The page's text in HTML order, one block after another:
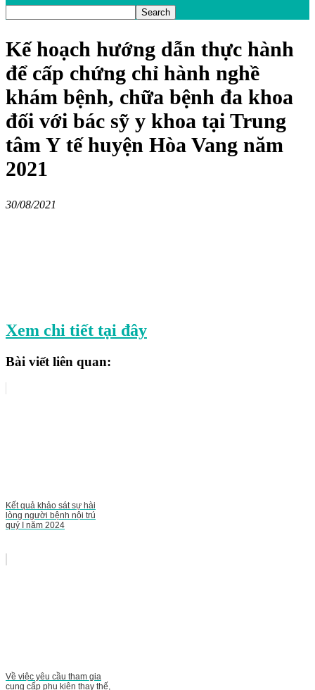
Kế hoạch hướng dẫn thực hành
để cấp chứng chỉ hành nghề
khám bệnh, chữa bệnh đa khoa
đối với bác sỹ y khoa tại Trung
tâm Y tế huyện Hòa Vang năm
2021
30/08/2021
Xem chi tiết tại đây
Bài viết liên quan:
Kết quả khảo sát sự hài
lòng người bệnh nội trú
quý I năm 2024
Về việc yêu cầu tham gia
cung cấp phụ kiện thay thế,